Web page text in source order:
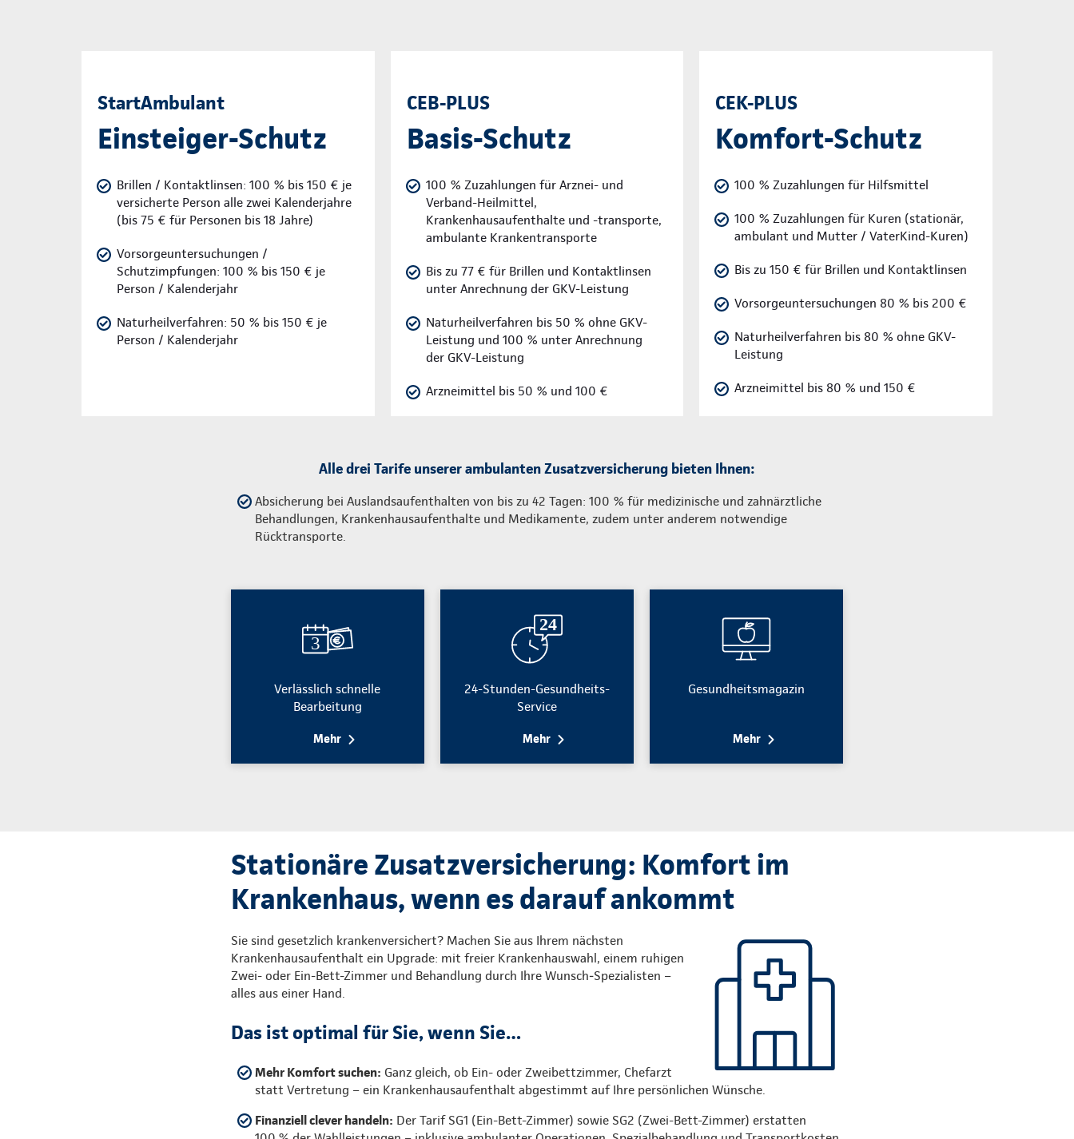
StartAmbulant
Einsteiger-Schutz
Brillen / Kontaktlinsen: 100 % bis 150 € je
versicherte Person alle zwei Kalenderjahre
(bis 75 € für Personen bis 18 Jahre)
Vorsorgeuntersuchungen /
Schutzimpfungen: 100 % bis 150 € je
Person / Kalenderjahr
Naturheilverfahren: 50 % bis 150 € je
Person / Kalenderjahr
CEB-PLUS
Basis-Schutz
100 % Zuzahlungen für Arznei- und
Verband-Heilmittel,
Krankenhausaufenthalte und -transporte,
ambulante Krankentransporte
Bis zu 77 € für Brillen und Kontaktlinsen
unter Anrechnung der GKV-Leistung
Naturheilverfahren bis 50 % ohne GKV-
Leistung und 100 % unter Anrechnung
der GKV-Leistung
Arzneimittel bis 50 % und 100 €
CEK-PLUS
Komfort-Schutz
100 % Zuzahlungen für Hilfsmittel
100 % Zuzahlungen für Kuren (stationär,
ambulant und Mutter / VaterKind-Kuren)
Bis zu 150 € für Brillen und Kontaktlinsen
Vorsorgeuntersuchungen 80 % bis 200 €
Naturheilverfahren bis 80 % ohne GKV-
Leistung
Arzneimittel bis 80 % und 150 €
Alle drei Tarife unserer ambulanten Zusatzversicherung bieten Ihnen:
Absicherung bei Auslandsaufenthalten von bis zu 42 Tagen: 100 % für medizinische und zahnärztliche
Behandlungen, Krankenhausaufenthalte und Medikamente, zudem unter anderem notwendige
Rücktransporte.
Verlässlich schnelle
Bearbeitung
Mehr
24-Stunden-Gesundheits-
Service
Mehr
Gesundheitsmagazin
Mehr
Stationäre Zusatzversicherung: Komfort im
Krankenhaus, wenn es darauf ankommt
Sie sind gesetzlich krankenversichert? Machen Sie aus Ihrem nächsten
Krankenhausaufenthalt ein Upgrade: mit freier Krankenhauswahl, einem ruhigen
Zwei- oder Ein-Bett-Zimmer und Behandlung durch Ihre Wunsch‑Spezialisten –
alles aus einer Hand.
Das ist optimal für Sie, wenn Sie…
Mehr Komfort suchen: Ganz gleich, ob Ein- oder Zweibettzimmer, Chefarzt
statt Vertretung – ein Krankenhausaufenthalt abgestimmt auf Ihre persönlichen Wünsche.
Finanziell clever handeln: Der Tarif SG1 (Ein-Bett-Zimmer) sowie SG2 (Zwei-Bett-Zimmer) erstatten